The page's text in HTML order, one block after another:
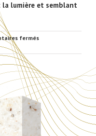
lumière et semblant
ferméssur
8600